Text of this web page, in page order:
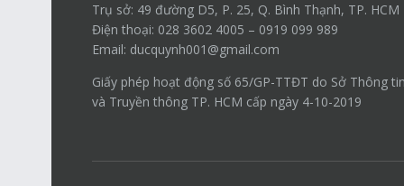
Trụ sở: 49 đường D5, P. 25, Q. Bình Thạnh, TP. HCM
Điện thoại: 028 3602 4005 – 0919 099 989
Email: ducquynh001@gmail.com
Giấy phép hoạt động số 65/GP-TTĐT do Sở Thông
và Truyền thông TP. HCM cấp ngày 4-10-2019